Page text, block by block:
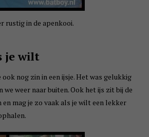
rustig in de apenkooi.
je wilt
nog zin in een ijsje. Het was gelukkig
we weer naar buiten. Ook het ijs zit bij de
mag je zo vaak als je wilt een lekker